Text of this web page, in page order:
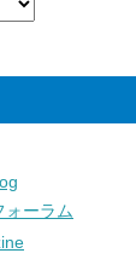
ォーラム